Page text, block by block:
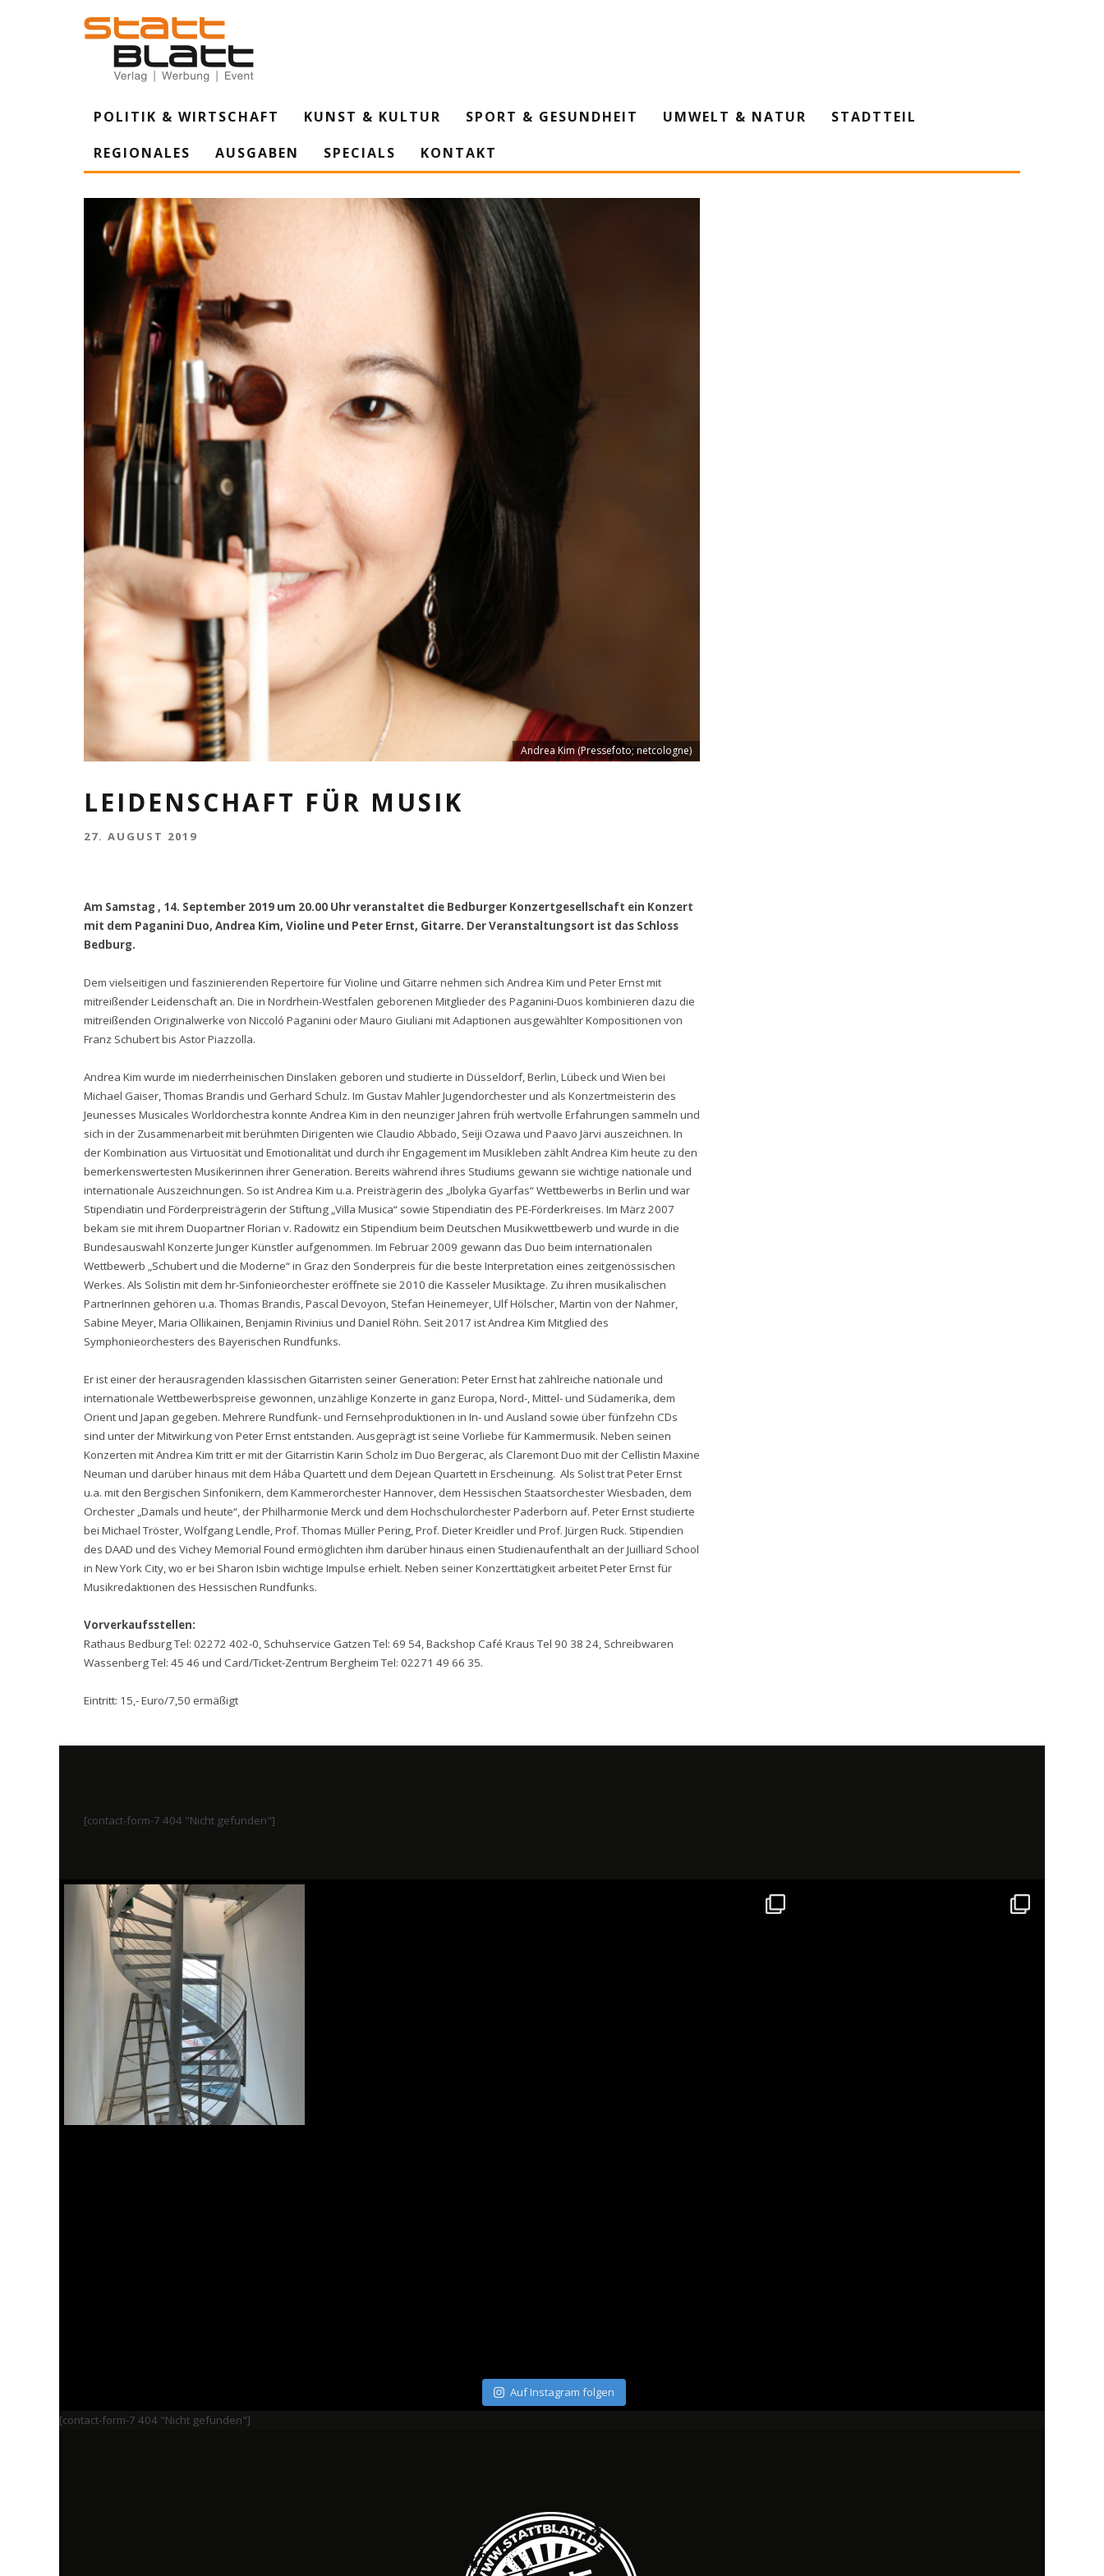
POLITIK & WIRTSCHAFT KUNST & KULTUR SPORT & GESUNDHEIT UMWELT & NATUR
STADTTEIL
REGIONALES
AUSGABEN SPECIALS KONTAKT
Andrea Kim (Pressefoto; netcologne)
LEIDENSCHAFT FÜR MUSIK
27. AUGUST 2019
Am Samstag , 14. September 2019 um 20.00 Uhr veranstaltet die Bedburger Konzertgesellschaft ein Konzert
mit dem Paganini Duo, Andrea Kim, Violine und Peter Ernst, Gitarre. Der Veranstaltungsort ist das Schloss
Bedburg.
Dem vielseitigen und faszinierenden Repertoire für Violine und Gitarre nehmen sich Andrea Kim und Peter Ernst mit
mitreißender Leidenschaft an. Die in Nordrhein-Westfalen geborenen Mitglieder des Paganini-Duos kombinieren dazu die
mitreißenden Originalwerke von Niccoló Paganini oder Mauro Giuliani mit Adaptionen ausgewählter Kompositionen von
Franz Schubert bis Astor Piazzolla.
Andrea Kim wurde im niederrheinischen Dinslaken geboren und studierte in Düsseldorf, Berlin, Lübeck und Wien bei
Michael Gaiser, Thomas Brandis und Gerhard Schulz. Im Gustav Mahler Jugendorchester und als Konzertmeisterin des
Jeunesses Musicales Worldorchestra konnte Andrea Kim in den neunziger Jahren früh wertvolle Erfahrungen sammeln und
sich in der Zusammenarbeit mit berühmten Dirigenten wie Claudio Abbado, Seiji Ozawa und Paavo Järvi auszeichnen. In
der Kombination aus Virtuosität und Emotionalität und durch ihr Engagement im Musikleben zählt Andrea Kim heute zu den
bemerkenswertesten Musikerinnen ihrer Generation. Bereits während ihres Studiums gewann sie wichtige nationale und
internationale Auszeichnungen. So ist Andrea Kim u.a. Preisträgerin des „Ibolyka Gyarfas“ Wettbewerbs in Berlin und war
Stipendiatin und Förderpreisträgerin der Stiftung „Villa Musica“ sowie Stipendiatin des PE-Förderkreises. Im März 2007
bekam sie mit ihrem Duopartner Florian v. Radowitz ein Stipendium beim Deutschen Musikwettbewerb und wurde in die
Bundesauswahl Konzerte Junger Künstler aufgenommen. Im Februar 2009 gewann das Duo beim internationalen
Wettbewerb „Schubert und die Moderne“ in Graz den Sonderpreis für die beste Interpretation eines zeitgenössischen
Werkes. Als Solistin mit dem hr-Sinfonieorchester eröffnete sie 2010 die Kasseler Musiktage. Zu ihren musikalischen
PartnerInnen gehören u.a. Thomas Brandis, Pascal Devoyon, Stefan Heinemeyer, Ulf Hölscher, Martin von der Nahmer,
Sabine Meyer, Maria Ollikainen, Benjamin Rivinius und Daniel Röhn. Seit 2017 ist Andrea Kim Mitglied des
Symphonieorchesters des Bayerischen Rundfunks.
Er ist einer der herausragenden klassischen Gitarristen seiner Generation: Peter Ernst hat zahlreiche nationale und
internationale Wettbewerbspreise gewonnen, unzählige Konzerte in ganz Europa, Nord-, Mittel- und Südamerika, dem
Orient und Japan gegeben. Mehrere Rundfunk- und Fernsehproduktionen in In- und Ausland sowie über fünfzehn CDs
sind unter der Mitwirkung von Peter Ernst entstanden. Ausgeprägt ist seine Vorliebe für Kammermusik. Neben seinen
Konzerten mit Andrea Kim tritt er mit der Gitarristin Karin Scholz im Duo Bergerac, als Claremont Duo mit der Cellistin Maxine
Neuman und darüber hinaus mit dem Hába Quartett und dem Dejean Quartett in Erscheinung. Als Solist trat Peter Ernst
u.a. mit den Bergischen Sinfonikern, dem Kammerorchester Hannover, dem Hessischen Staatsorchester Wiesbaden, dem
Orchester „Damals und heute“, der Philharmonie Merck und dem Hochschulorchester Paderborn auf. Peter Ernst studierte
bei Michael Tröster, Wolfgang Lendle, Prof. Thomas Müller Pering, Prof. Dieter Kreidler und Prof. Jürgen Ruck. Stipendien
des DAAD und des Vichey Memorial Found ermöglichten ihm darüber hinaus einen Studienaufenthalt an der Juilliard School
in New York City, wo er bei Sharon Isbin wichtige Impulse erhielt. Neben seiner Konzerttätigkeit arbeitet Peter Ernst für
Musikredaktionen des Hessischen Rundfunks.
Vorverkaufsstellen:
Rathaus Bedburg Tel: 02272 402-0, Schuhservice Gatzen Tel: 69 54, Backshop Café Kraus Tel 90 38 24, Schreibwaren
Wassenberg Tel: 45 46 und Card/Ticket-Zentrum Bergheim Tel: 02271 49 66 35.
Eintritt: 15,- Euro/7,50 ermäßigt
[contact-form-7 404 "Nicht gefunden"]
Auf Instagram folgen
[contact-form-7 404 "Nicht gefunden"]